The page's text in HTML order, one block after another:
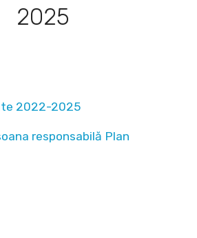
2025
2022-2025
responsabilă Plan